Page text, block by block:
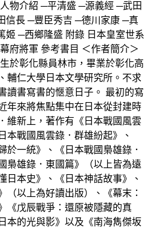
物介紹 ─平清盛 ─源義經 ─武田
信長 ─豐臣秀吉 ─德川家康 ─真
姬 ─西鄉隆盛 附錄 日本皇室世系
府將軍 參考書目 ＜作者簡介＞
於彰化縣員林市，畢業於彰化高
輔仁大學日本文學研究所。不求
讀書寫書的愜意日子。 最初的寫
年來將焦點集中在日本從封建時
維新上，著作有《日本戰國風雲
本戰國風雲錄．群雄紛起》、
於一統》、《日本戰國梟雄錄．
梟雄錄．東國篇》（以上皆為遠
日本史》、《日本神話故事》、
（以上為好讀出版）、《幕末：
《戊辰戰爭：還原被隱藏的真
本的光與影》以及《南海雋傑坂